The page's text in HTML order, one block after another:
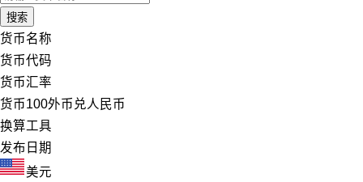
搜索
货币名称
货币代码
货币汇率
货币100外币兑人民币
换算工具
发布日期
美元